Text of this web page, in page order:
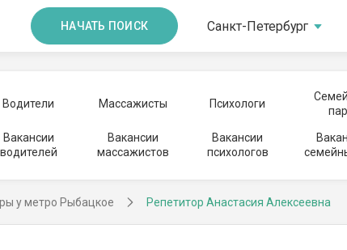
НАЧАТЬ ПОИСК Санкт-Петербург
Водители Массажисты Психологи
Вакансии
водителей
Вакансии
массажистов
Вакансии
психологов
у метро Рыбацкое Репетитор Анастасия Алексеевна